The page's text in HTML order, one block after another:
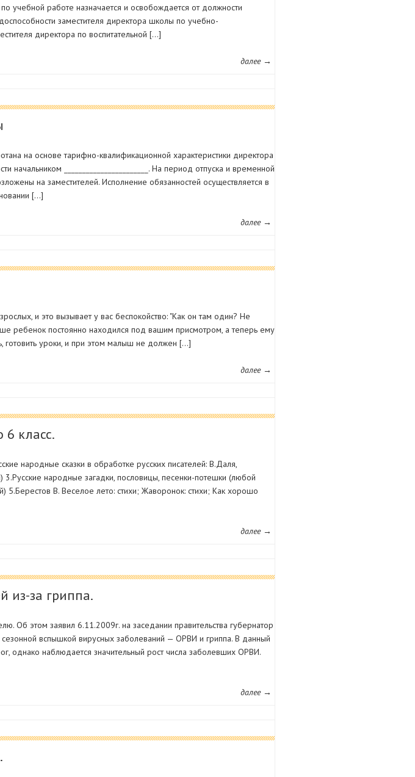
учебной работе назначается и освобождается от должности
заместителя директора школы по учебно-
директора по воспитательной […]
далее →
на основе тарифно-квалификационной характеристики директора
_______________________. На период отпуска и временной
на заместителей. Исполнение обязанностей осуществляется в
[…]
далее →
и это вызывает у вас беспокойство: "Как он там один? Не
ребенок постоянно находился под вашим присмотром, а теперь ему
готовить уроки, и при этом малыш не должен […]
далее →
6 класс.
народные сказки в обработке русских писателей: В.Даля,
3.Русские народные загадки, пословицы, песенки-потешки (любой
5.Берестов В. Веселое лето: стихи; Жаворонок: стихи; Как хорошо
далее →
из-за гриппа.
Об этом заявил 6.11.2009г. на заседании правительства губернатор
вспышкой вирусных заболеваний — ОРВИ и гриппа. В данный
однако наблюдается значительный рост числа заболевших ОРВИ.
далее →